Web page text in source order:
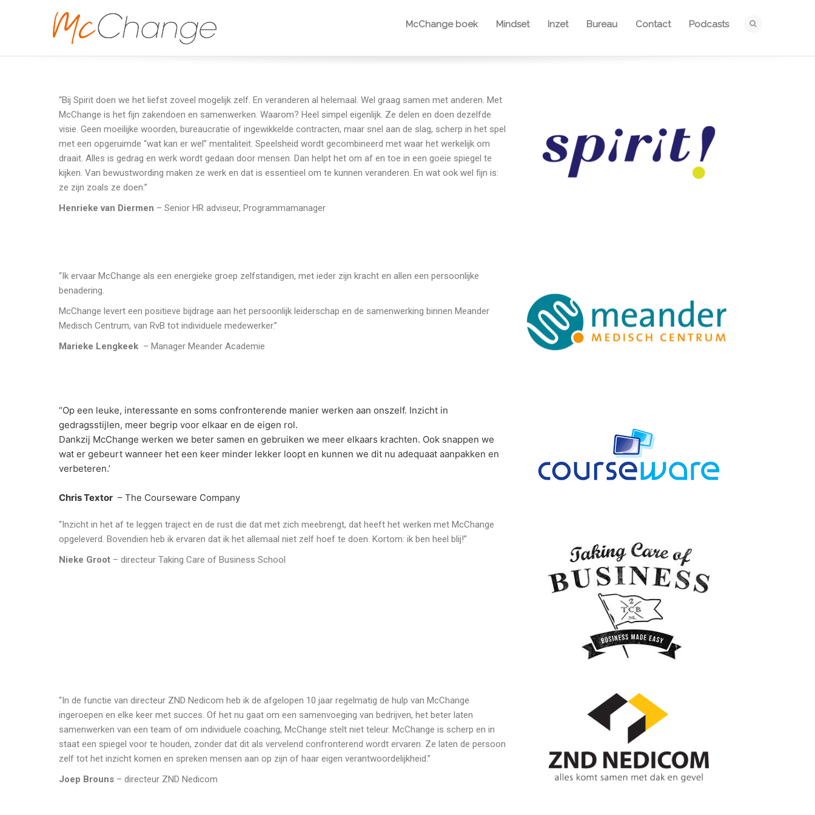
McChange boek Mindset Inzet Bureau Contact Podcasts
“Bij Spirit doen we het liefst zoveel mogelijk zelf. En veranderen al helemaal. Wel graag samen met anderen. Met
McChange is het fijn zakendoen en samenwerken. Waarom? Heel simpel eigenlijk. Ze delen en doen dezelfde
visie. Geen moeilijke woorden, bureaucratie of ingewikkelde contracten, maar snel aan de slag, scherp in het spel
met een opgeruimde “wat kan er wel” mentaliteit. Speelsheid wordt gecombineerd met waar het werkelijk om
draait. Alles is gedrag en werk wordt gedaan door mensen. Dan helpt het om af en toe in een goeie spiegel te
kijken. Van bewustwording maken ze werk en dat is essentieel om te kunnen veranderen. En wat ook wel fijn is:
ze zijn zoals ze doen.”
Henrieke van Diermen – Senior HR adviseur, Programmamanager
“Ik ervaar McChange als een energieke groep zelfstandigen, met ieder zijn kracht en allen een persoonlijke
benadering.
McChange levert een positieve bijdrage aan het persoonlijk leiderschap en de samenwerking binnen Meander
Medisch Centrum, van RvB tot individuele medewerker.”
Marieke Lengkeek – Manager Meander Academie
“Op een leuke, interessante en soms confronterende manier werken aan onszelf. Inzicht in
gedragsstijlen, meer begrip voor elkaar en de eigen rol.
Dankzij McChange werken we beter samen en gebruiken we meer elkaars krachten. Ook snappen we
wat er gebeurt wanneer het een keer minder lekker loopt en kunnen we dit nu adequaat aanpakken en
verbeteren.’
Chris Textor – The Courseware Company
“Inzicht in het af te leggen traject en de rust die dat met zich meebrengt, dat heeft het werken met McChange
opgeleverd. Bovendien heb ik ervaren dat ik het allemaal niet zelf hoef te doen. Kortom: ik ben heel blij!”
Nieke Groot – directeur Taking Care of Business School
“In de functie van directeur ZND Nedicom heb ik de afgelopen 10 jaar regelmatig de hulp van McChange
ingeroepen en elke keer met succes. Of het nu gaat om een samenvoeging van bedrijven, het beter laten
samenwerken van een team of om individuele coaching, McChange stelt niet teleur. McChange is scherp en in
staat een spiegel voor te houden, zonder dat dit als vervelend confronterend wordt ervaren. Ze laten de persoon
zelf tot het inzicht komen en spreken mensen aan op zijn of haar eigen verantwoordelijkheid.”
Joep Brouns – directeur ZND Nedicom